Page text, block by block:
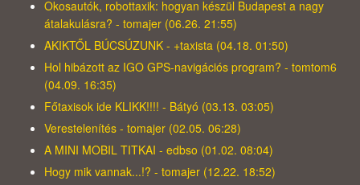
Okosautók, robottaxik: hogyan készül Budapest a nagy
átalakulásra? - tomajer (06.26. 21:55)
AKIKTŐL BÚCSÚZUNK - +taxista (04.18. 01:50)
Hol hibázott az IGO GPS-navigációs program? - tomtom6
(04.09. 16:35)
Főtaxisok ide KLIKK!!!! - Bátyó (03.13. 03:05)
Verestelenítés - tomajer (02.05. 06:28)
A MINI MOBIL TITKAI - edbso (01.02. 08:04)
Hogy mik vannak...!? - tomajer (12.22. 18:52)